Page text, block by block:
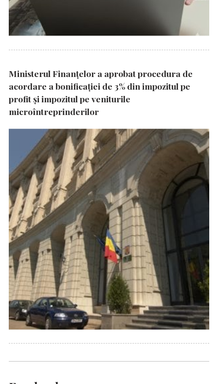
Ministerul Finanțelor a aprobat procedura de
acordare a bonificației de 3% din impozitul pe
profit și impozitul pe veniturile
microîntreprinderilor